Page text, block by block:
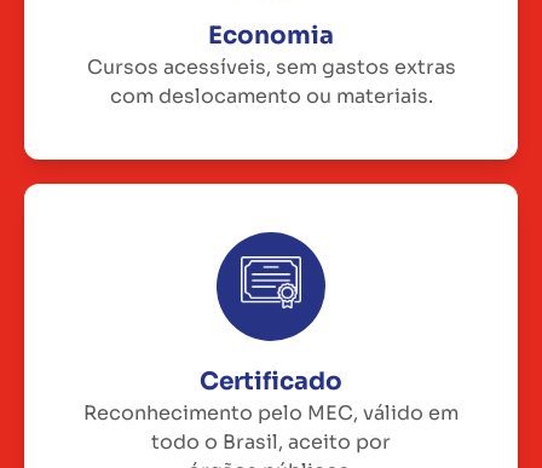
Economia
Cursos acessíveis, sem gastos extras
com deslocamento ou materiais.
Certificado
Reconhecimento pelo MEC, válido em
todo o Brasil, aceito por